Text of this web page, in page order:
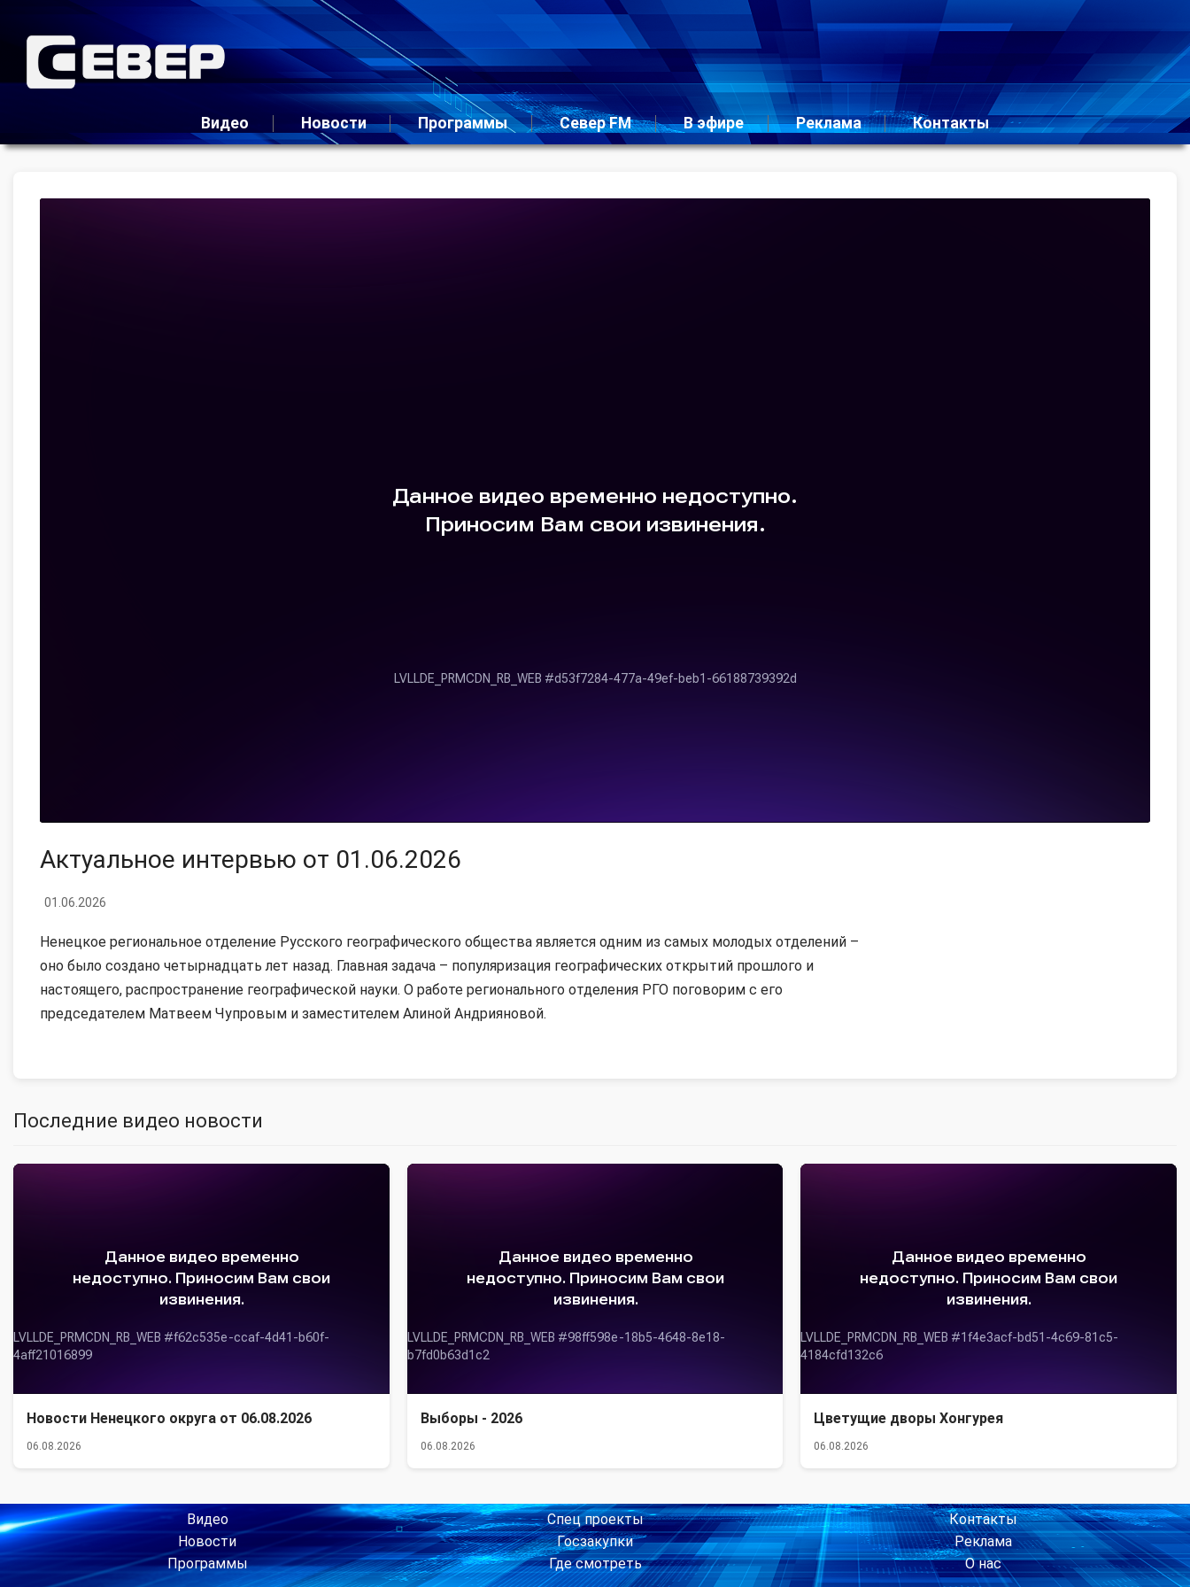
Видео Новости Программы Север FM В эфире Реклама Контакты
Актуальное интервью от 01.06.2026
01.06.2026
Ненецкое региональное отделение Русского географического общества является одним из самых молодых отделений –
оно было создано четырнадцать лет назад. Главная задача – популяризация географических открытий прошлого и
настоящего, распространение географической науки. О работе регионального отделения РГО поговорим с его
председателем Матвеем Чупровым и заместителем Алиной Андрияновой.
Последние видео новости
Новости Ненецкого округа от 06.08.2026
06.08.2026
Выборы - 2026
06.08.2026
Цветущие дворы Хонгурея
06.08.2026
Видео
Новости
Программы
Спец проекты
Госзакупки
Где смотреть
Контакты
Реклама
О нас